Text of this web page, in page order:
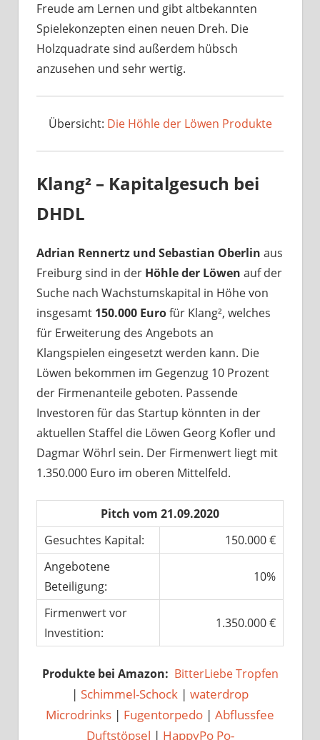
Freude am Lernen und gibt altbekannten
Spielekonzepten einen neuen Dreh. Die
Holzquadrate sind außerdem hübsch
anzusehen und sehr wertig.
Übersicht: Die Höhle der Löwen Produkte
Klang² – Kapitalgesuch bei
DHDL
Adrian Rennertz und Sebastian Oberlin aus
Freiburg sind in der Höhle der Löwen auf der
Suche nach Wachstumskapital in Höhe von
insgesamt 150.000 Eurofür Klang², welches
für Erweiterung des Angebots an
Klangspielen eingesetzt werden kann. Die
Löwen bekommen im Gegenzug 10 Prozent
der Firmenanteile geboten. Passende
Investoren für das Startup könnten in der
aktuellen Staffel die Löwen Georg Kofler und
Dagmar Wöhrl sein. Der Firmenwert liegt mit
1.350.000 Euro im oberen Mittelfeld.
Pitch vom 21.09.2020
Gesuchtes Kapital:
150.000 €
Angebotene
Beteiligung:
10%
Firmenwert vor
Investition:
1.350.000 €
Produkte bei Amazon: BitterLiebe Tropfen
| Schimmel-Schock | waterdrop
Microdrinks | Fugentorpedo | Abflussfee
Duftstöpsel | HappyPo Po-